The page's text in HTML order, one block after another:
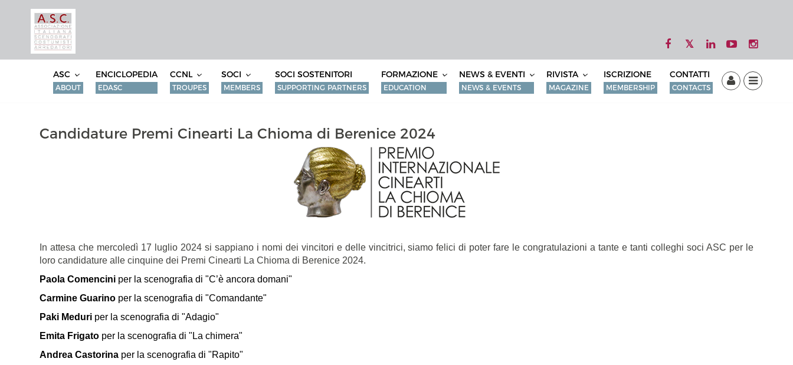
ASC
ABOUT
ENCICLOPEDIA
EDASC
CCNL
TROUPES
SOCI
MEMBERS
SOCI SOSTENITORI
SUPPORTING PARTNERS
FORMAZIONE
EDUCATION
NEWS & EVENTI
NEWS & EVENTS
RIVISTA
MAGAZINE
ISCRIZIONE
MEMBERSHIP
CONTATTI
CONTACTS
Candidature Premi Cinearti La Chioma di Berenice 2024
In attesa che mercoledì 17 luglio 2024 si sappiano i nomi dei vincitori e delle vincitrici, siamo felici di poter fare le congratulazioni a tante e tanti colleghi soci ASC per le
loro candidature alle cinquine dei Premi Cinearti La Chioma di Berenice 2024.
Paola Comencini per la scenografia di "C’è ancora domani"
Carmine Guarino per la scenografia di "Comandante"
Paki Meduri per la scenografia di "Adagio"
Emita Frigato per la scenografia di "La chimera"
Andrea Castorina per la scenografia di "Rapito"